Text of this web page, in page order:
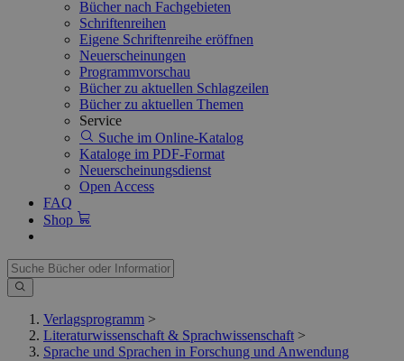
Bücher nach Fachgebieten
Schriftenreihen
Eigene Schriftenreihe eröffnen
Neuerscheinungen
Programmvorschau
Bücher zu aktuellen Schlagzeilen
Bücher zu aktuellen Themen
Service
Suche im Online-Katalog
Kataloge im PDF-Format
Neuerscheinungsdienst
Open Access
FAQ
Shop
Verlagsprogramm >
Literaturwissenschaft & Sprachwissenschaft >
Sprache und Sprachen in Forschung und Anwendung